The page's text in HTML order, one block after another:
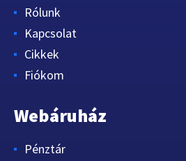
Rólunk
Kapcsolat
Cikkek
Fiókom
Webáruház
Pénztár